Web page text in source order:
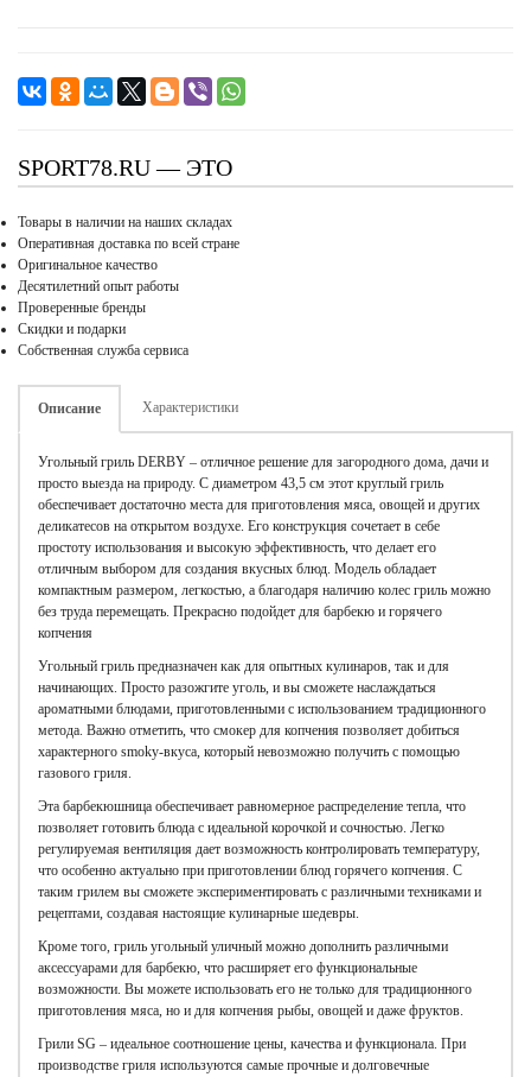
SPORT78.RU — ЭТО
Товары в наличии на наших складах
Оперативная доставка по всей стране
Оригинальное качество
Десятилетний опыт работы
Проверенные бренды
Скидки и подарки
Собственная служба сервиса
Описание Характеристики
Угольный гриль DERBY – отличное решение для загородного дома, дачи и
просто выезда на природу. С диаметром 43,5 см этот круглый гриль
обеспечивает достаточно места для приготовления мяса, овощей и других
деликатесов на открытом воздухе. Его конструкция сочетает в себе
простоту использования и высокую эффективность, что делает его
отличным выбором для создания вкусных блюд. Модель обладает
компактным размером, легкостью, а благодаря наличию колес гриль можно
без труда перемещать. Прекрасно подойдет для барбекю и горячего
копчения
Угольный гриль предназначен как для опытных кулинаров, так и для
начинающих. Просто разожгите уголь, и вы сможете наслаждаться
ароматными блюдами, приготовленными с использованием традиционного
метода. Важно отметить, что смокер для копчения позволяет добиться
характерного smoky-вкуса, который невозможно получить с помощью
газового гриля.
Эта барбекюшница обеспечивает равномерное распределение тепла, что
позволяет готовить блюда с идеальной корочкой и сочностью. Легко
регулируемая вентиляция дает возможность контролировать температуру,
что особенно актуально при приготовлении блюд горячего копчения. С
таким грилем вы сможете экспериментировать с различными техниками и
рецептами, создавая настоящие кулинарные шедевры.
Кроме того, гриль угольный уличный можно дополнить различными
аксессуарами для барбекю, что расширяет его функциональные
возможности. Вы можете использовать его не только для традиционного
приготовления мяса, но и для копчения рыбы, овощей и даже фруктов.
Грили SG – идеальное соотношение цены, качества и функционала. При
производстве гриля используются самые прочные и долговечные